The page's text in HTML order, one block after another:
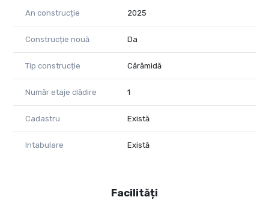
An construcție 2025
Construcție nouă Da
Tip construcție Cărămidă
Număr etaje clădire 1
Cadastru Există
Intabulare Există
Facilități